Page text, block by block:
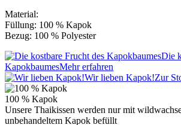
Material:
Füllung: 100 % Kapok
Bezug: 100 % Polyester
Die
KapokbaumesMehr erfahren
Wir lieben Kapok!Zur
100 % Kapok
Unsere Thaikissen werden nur mit
unbehandeltem Kapok befüllt